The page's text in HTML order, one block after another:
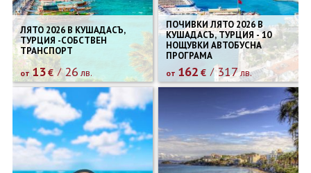
ЛЯТО 2026 В КУШАДАСЪ,
ТУРЦИЯ -СОБСТВЕН
ТРАНСПОРТ
от 13€ 26 лв.
ПОЧИВКИ ЛЯТО 2026 В
КУШАДАСЪ, ТУРЦИЯ - 10
НОЩУВКИ АВТОБУСНА
ПРОГРАМА
от 162 € 317лв.